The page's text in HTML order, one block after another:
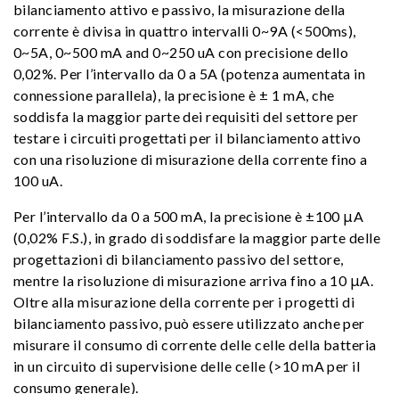
bilanciamento attivo e passivo, la misurazione della
corrente è divisa in quattro intervalli 0~9A (<500ms),
0~5A, 0~500 mA and 0~250 uA con precisione dello
0,02%. Per l’intervallo da 0 a 5A (potenza aumentata in
connessione parallela), la precisione è ± 1 mA, che
soddisfa la maggior parte dei requisiti del settore per
testare i circuiti progettati per il bilanciamento attivo
con una risoluzione di misurazione della corrente fino a
100 uA.
Per l’intervallo da 0 a 500 mA, la precisione è ±100 μA
(0,02% F.S.), in grado di soddisfare la maggior parte delle
progettazioni di bilanciamento passivo del settore,
mentre la risoluzione di misurazione arriva fino a 10 μA.
Oltre alla misurazione della corrente per i progetti di
bilanciamento passivo, può essere utilizzato anche per
misurare il consumo di corrente delle celle della batteria
in un circuito di supervisione delle celle (>10 mA per il
consumo generale).